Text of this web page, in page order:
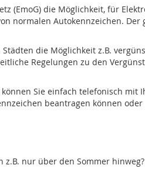
(EmoG) die Möglichkeit, für
normalen Autokennzeichen.
die Möglichkeit z.B.
Regelungen zu den
Sie einfach telefonisch
beantragen können
nur über den Sommer